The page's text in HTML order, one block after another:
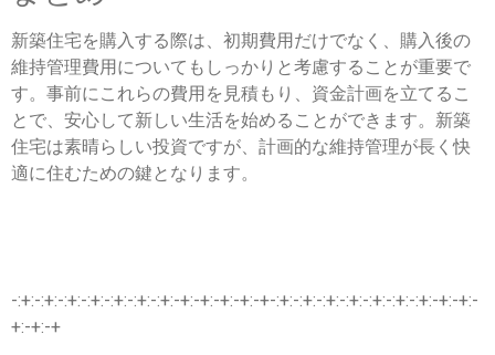
新築住宅を購入する際は、初期費用だけでなく、購入後の
維持管理費用についてもしっかりと考慮することが重要で
す。事前にこれらの費用を見積もり、資金計画を立てるこ
とで、安心して新しい生活を始めることができます。新築
住宅は素晴らしい投資ですが、計画的な維持管理が長く快
適に住むための鍵となります。
-:+:-:+:-:+:-:+:-:+:-:+:-:+:-+:-+:-+:-+:-+-:+:-:+:-:+:-:+:-:+:-:+:-:+:-+:-+:-
+:-+:-+